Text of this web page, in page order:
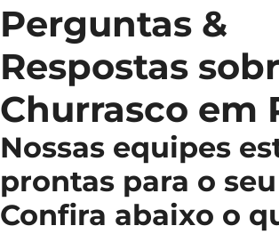
Perguntas &
Respostas
Churrasco em
Nossas equipes
prontas para o
Confira abaixo o